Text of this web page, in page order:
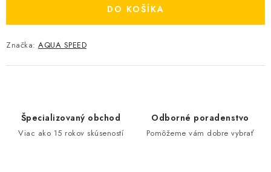
DO KOŠÍKA
Značka: AQUA SPEED
Špecializovaný obchod
Viac ako 15 rokov skúseností
Odborné poradenstvo
Pomôžeme vám dobre vybrať